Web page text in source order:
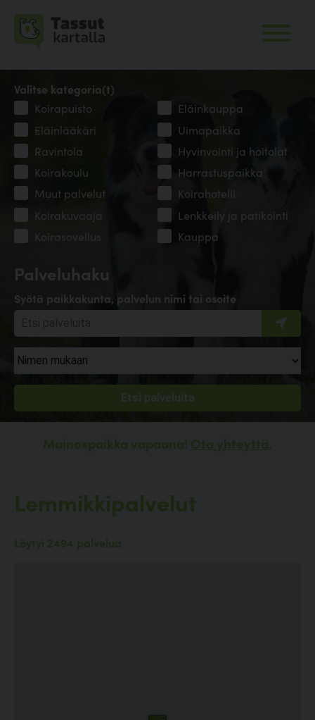
Palveluhaku
Syötä paikkakunta, palvelun nimi tai osoite
Valitse kategoria(t)
Koirapuisto
Eläinkauppa
Eläinlääkäri
Uimapaikka
Ravintola
Hyvinvointi ja hoitolat
Koirakoulu
Harrastuspaikka
Muut palvelut
Koirahotelli
Koirakuvaaja
Lenkkeily ja patikointi
Koirasovellus
Kauppa
Mainospaikka vapaana! Ota yhteyttä.
Lemmikkipalvelut
Löytyi 2494 palvelua